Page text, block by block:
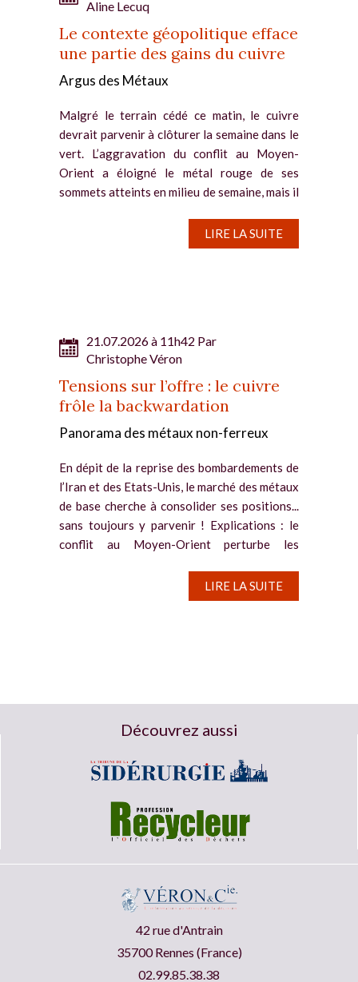
Aline Lecuq
Le contexte géopolitique efface
une partie des gains du cuivre
Argus des Métaux
Malgré le terrain cédé ce matin, le cuivre
devrait parvenir à clôturer la semaine dans le
vert. L’aggravation du conflit au Moyen-
Orient a éloigné le métal rouge de ses
sommets atteints en milieu de semaine, mais il
LIRE LA SUITE
21.07.2026 à 11h42 Par
Christophe Véron
Tensions sur l’offre : le cuivre
frôle la backwardation
Panorama des métaux non-ferreux
En dépit de la reprise des bombardements de
l’Iran et des Etats-Unis, le marché des métaux
de base cherche à consolider ses positions...
sans toujours y parvenir ! Explications : le
conflit au Moyen-Orient perturbe les
LIRE LA SUITE
Découvrez aussi
42 rue d'Antrain
35700 Rennes (France)
02.99.85.38.38